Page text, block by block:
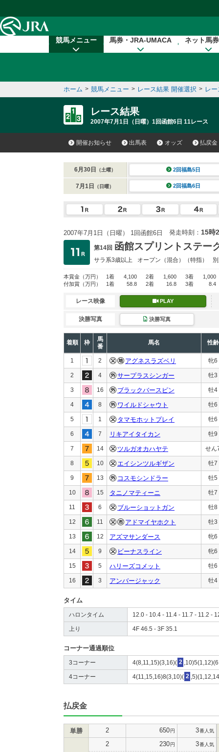
競馬メニュー 馬券・JRA-UMACA ネット馬
ホーム > 競馬メニュー > レース結果 開催選択 > レ
レース結果
2007年7月1日（日曜）1回函館6日 11レース
開催お知らせ 出馬表 オッズ 払戻金
6月30日 （土曜） 2回福島5日
7月1日 （日曜） 2回福島6日
2007年7月1日（日曜） 1回函館6日 発走時刻： 15時
第14回 函館スプリントステー
サラ系3歳以上 オープン （混合）（特指）
本賞金 （万円） 1着 4,100 2着 1,600 3着
1,000
付加賞 （万円） 1着 58.8 2着 16.8 3着 8.4
レース映像 PLAY
決勝写真 決勝写真
着順 枠
馬
番
馬名 性齢
1 2 アグネスラズベリ 牝6
2 4 サープラスシンガー 牡3
3 16 ブラックバースピン 牡4
4 8 ワイルドシャウト 牡6
5 1 タマモホットプレイ 牡6
6 7 リキアイタイカン 牡9
7 14 ツルガオカハヤテ せん
8 10 エイシンツルギザン 牡7
9 13 コスモシンドラー 牡5
10 15 タニノマティーニ 牡7
11 6 ブルーショットガン 牡8
12 11 アドマイヤホクト 牡3
13 12 アズマサンダース 牝6
14 9 ビーナスライン 牝6
15 5 ハリーズコメット 牡6
16 3 アンバージャック 牡4
タイム
ハロンタイム 12.0 - 10.4 - 11.4 - 11.7 - 11.2 -
上り 4F 46.5 - 3F 35.1
コーナー通過順位
3コーナー 4(8,11,15)(3,16)( 2
4コーナー 4(11,15,16)8(3,10)( 2
払戻金
単勝 2 650円 3番人気
2 230円 3番人気